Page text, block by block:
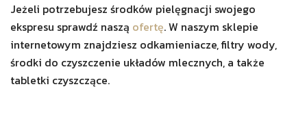
Jeżeli potrzebujesz środków pielęgnacji swojego
ekspresu sprawdź naszą ofertę. W naszym sklepie
internetowym znajdziesz odkamieniacze, filtry wody,
środki do czyszczenie układów mlecznych, a także
tabletki czyszczące.